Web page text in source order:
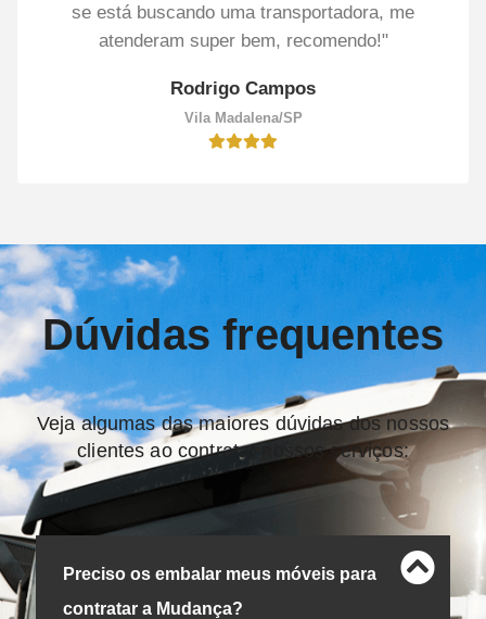
se está buscando uma transportadora, me
atenderam super bem, recomendo!"
Rodrigo Campos
Vila Madalena/SP
Dúvidas frequentes
Veja algumas das maiores dúvidas dos nossos
clientes ao contratar nossos serviços:
Preciso os embalar meus móveis para
contratar a Mudança?